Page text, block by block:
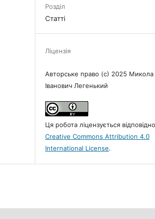
Розділ
Статті
Ліцензія
Авторське право (c) 2025 Микола
Іванович Легенький
Ця робота ліцензується
Creative Commons Attribution 4.0
International License.